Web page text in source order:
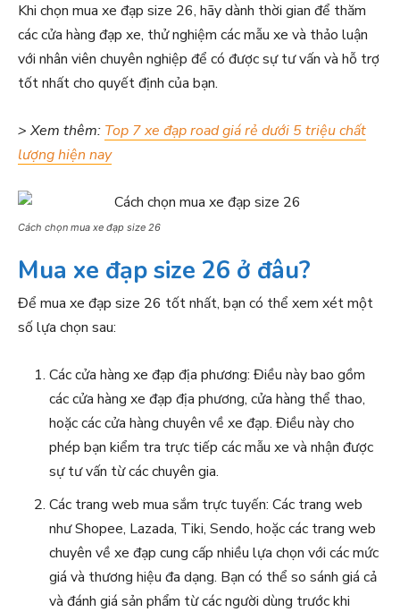
Khi chọn mua xe đạp size 26, hãy dành thời gian để thăm
các cửa hàng đạp xe, thử nghiệm các mẫu xe và thảo luận
với nhân viên chuyên nghiệp để có được sự tư vấn và hỗ trợ
tốt nhất cho quyết định của bạn.
> Xem thêm: Top 7 xe đạp road giá rẻ dưới 5 triệu chất
lượng hiện nay
Cách chọn mua xe đạp size 26
Mua xe đạp size 26 ở đâu?
Để mua xe đạp size 26 tốt nhất, bạn có thể xem xét một
số lựa chọn sau:
Các cửa hàng xe đạp địa phương: Điều này bao gồm
các cửa hàng xe đạp địa phương, cửa hàng thể thao,
hoặc các cửa hàng chuyên về xe đạp. Điều này cho
phép bạn kiểm tra trực tiếp các mẫu xe và nhận được
sự tư vấn từ các chuyên gia.
Các trang web mua sắm trực tuyến: Các trang web
như Shopee, Lazada, Tiki, Sendo, hoặc các trang web
chuyên về xe đạp cung cấp nhiều lựa chọn với các mức
giá và thương hiệu đa dạng. Bạn có thể so sánh giá cả
và đánh giá sản phẩm từ các người dùng trước khi